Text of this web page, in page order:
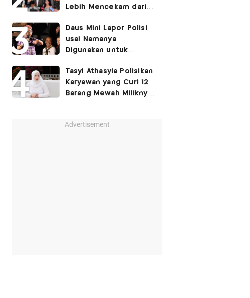
Lebih Mencekam dari
Daus Mini Lapor Polisi
usai Namanya
Digunakan untuk
SARA
Tasyi Athasyia Polisikan
Karyawan yang Curi 12
Barang Mewah Miliknya
Advertisement